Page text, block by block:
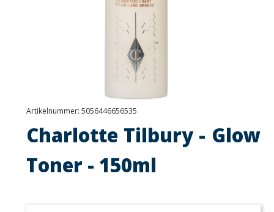
Artikelnummer: 5056446656535
Charlotte Tilbury - Glow
Toner - 150ml